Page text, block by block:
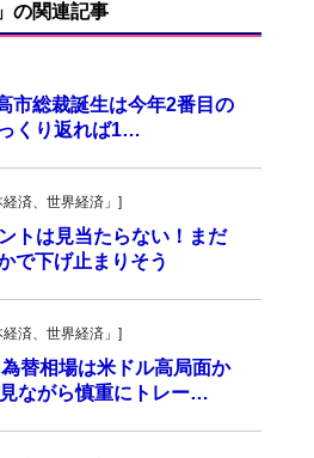
の関連記事
市総裁誕生は今年2番目の
くり返れば1…
済、世界経済」]
トは見当たらない！まだ
で下げ止まりそう
済、世界経済」]
替相場は米ドル高局面か
ながら慎重にトレー…